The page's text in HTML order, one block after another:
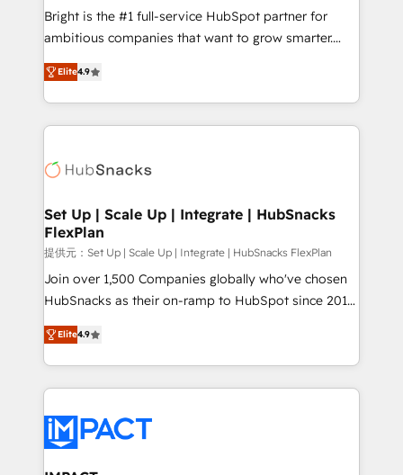
RevOps and AI-driven sales enablement • Website
design and CMS development • ERP integration: SAP,
and CRM migration from any platform •
Client/member portals built on HubSpot • Custom
WooCommerce, BuilderTrend, and more Experience
the difference — reach out to see how AI + HubSpot
Bright is the #1 full-service HubSpot partner for
ambitious companies that want to grow smarter.
From HubSpot onboarding, to training, from
developing a new website to lead generation and
digital marketing; we do it all (and with great
results)! In short, our services include: - HubSpot
HubSpot development: websites, custom modules,
marketing, advertising, campaigns, content and
design We connect people, data and technology to
improve customer experiences. With our bright
people, exciting ideas and can-do mentality, we
ensure revenue growth on a daily basis. So tell us
team of 100+ experts is ready for you! Driving digital
growth | www.brightdigital.com
Elite4.9
Set Up | Scale Up | Integrate | HubSnacks
FlexPlan
提供元：Set Up | Scale Up | Integrate | HubSnacks FlexPlan
Join over 1,500 Companies globally who've chosen
HubSnacks as their on-ramp to HubSpot since 2014
Simple pay-as-you-go plans that accelerate value...
1️⃣ Set Up | Onboarding New or Check-fixing existing
HubSpot portals 2️⃣ Scale Up | 100% HubSpot Task
Execution... Global 24/7 ... All Experts 3️⃣ Integrate |
Slash months from your API Integration project... ⬅️
Click "Contact Business" ⬅️ to access 150+ Kickstart
Elite4.9